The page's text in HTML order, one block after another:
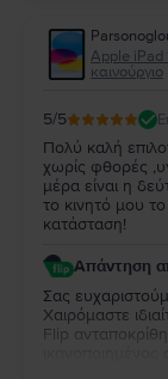
Apple iPad
καινούργιο
5/5
Πολύ καλή
χωρίς φθορές
μέρα είναι η
το κινητό μου
κατάσταση!
Απάντηση
Σας
Χαιρόμαστε
Flip